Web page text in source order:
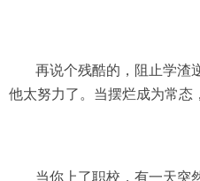
再说个残酷的，阻止学渣
他太努力了。当摆烂成为常态
当你上了职校，有一天突